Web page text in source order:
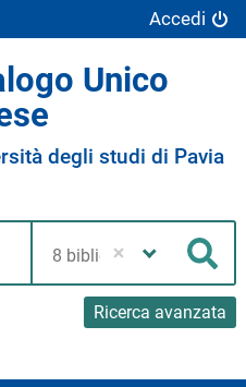
Accedi
Unico
degli studi di Pavia
Ricerca avanzata
biblioteca